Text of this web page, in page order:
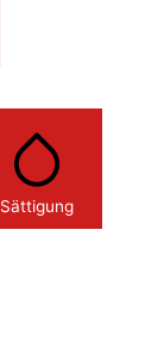
Sättigung